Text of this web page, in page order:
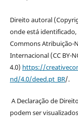
Direito autoral
onde está
Commons Atribuição-
Internacional (CC BY-
4.0) https://
nd/4.0/deed.pt_BR/.
A Declaração de
podem ser